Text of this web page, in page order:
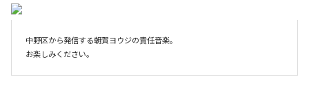
中野区から発信する朝賀ヨウジの責任音楽。
お楽しみください。